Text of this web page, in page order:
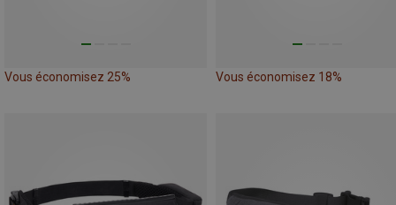
Vous économisez 25% Vous économisez 18%